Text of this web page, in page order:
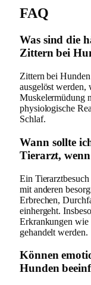
FAQ
Was sind die
Zittern bei
Zittern bei
ausgelöst
Muskelermüdung
physiologische
Schlaf.
Wann sollte
Tierarzt,
Ein
mit anderen
Erbrechen,
einhergeht.
Erkrankungen wie
gehandelt werden.
Können
Hunden